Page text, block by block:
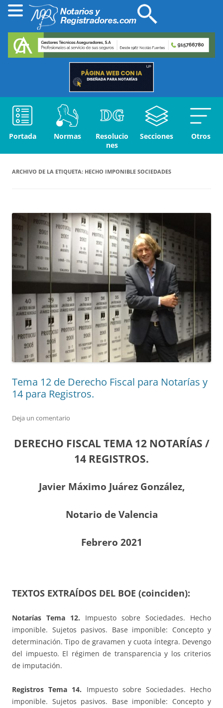
Portada Normas
Resolucio
nes
Secciones Otros
ARCHIVO DE LA ETIQUETA: HECHO IMPONIBLE SOCIEDADES
Tema 12 de Derecho Fiscal para Notarías y
14 para Registros.
Deja un comentario
DERECHO FISCAL TEMA 12 NOTARÍAS /
14 REGISTROS.
Javier Máximo Juárez González,
Notario de Valencia
Febrero 2021
TEXTOS EXTRAÍDOS DEL BOE (coinciden):
Notarías Tema 12. Impuesto sobre Sociedades. Hecho
imponible. Sujetos pasivos. Base imponible: Concepto y
determinación. Tipo de gravamen y cuota íntegra. Devengo
del impuesto. El régimen de transparencia y los criterios
de imputación.
Registros Tema 14. Impuesto sobre Sociedades. Hecho
imponible. Sujetos pasivos. Base imponible: Concepto y